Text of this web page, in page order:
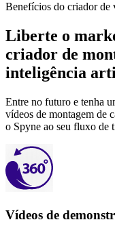
Benefícios do criador de
Liberte o
criador de
inteligência
Entre no futuro e tenha
vídeos de montagem de
o Spyne ao seu fluxo de
Vídeos de